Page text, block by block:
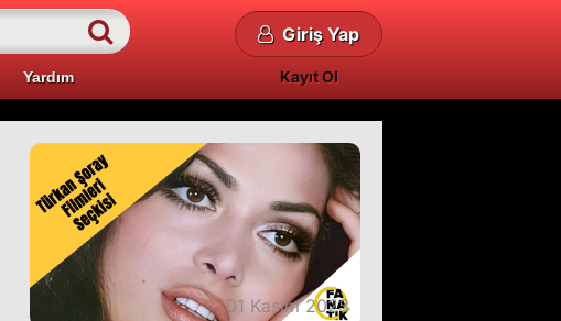
Yardım
Giriş Yap
Kayıt Ol
01 Kasım 2023